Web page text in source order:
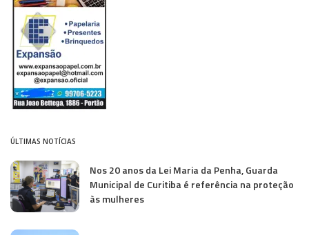
ÚLTIMAS NOTÍCIAS
Nos 20 anos da Lei Maria da Penha, Guarda
Municipal de Curitiba é referência na proteção
às mulheres